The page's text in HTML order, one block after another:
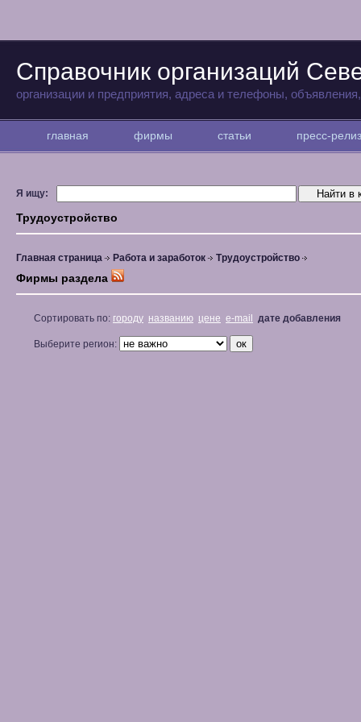
Справочник организаций
организации и предприятия, адреса и телефоны,
главная фирмы статьи пресс-
Я ищу:
Трудоустройство
Главная страница Работа и заработок Трудоустройство
Фирмы раздела
Сортировать по: городу названию цене e-mail дате добавления
Выберите регион: